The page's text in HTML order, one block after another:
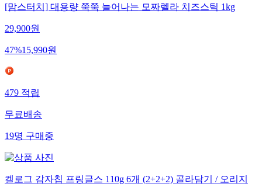
[맘스터치] 대용량 쭉쭉 늘어나는 모짜렐라 치즈스틱 1kg
29,900원
47%15,990원
479적립
무료배송
19명구매중